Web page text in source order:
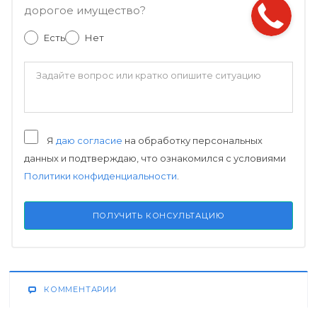
дорогое имущество?
Есть Нет
Я даю согласие на обработку персональных
данных и подтверждаю, что ознакомился с условиями
Политики конфиденциальности
ПОЛУЧИТЬ КОНСУЛЬТАЦИЮ
КОММЕНТАРИИ